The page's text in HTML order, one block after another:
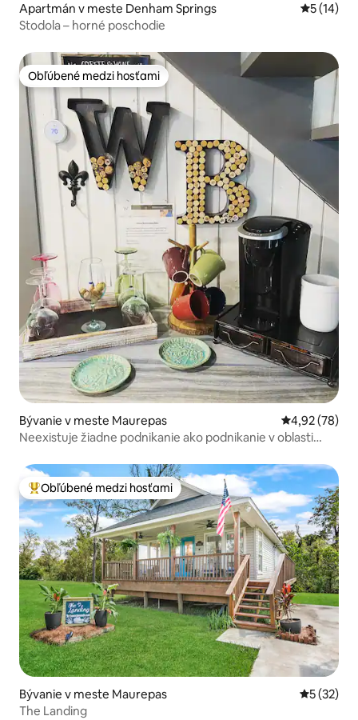
Apartmán v meste Denham Springs
5 (14)
Stodola – horné poschodie
Obľúbené medzi hosťami
Obľúbené medzi hosťami
Bývanie v meste Maurepas Priemerné
4,92 (78)
Neexistuje žiadne podnikanie ako podnikanie v oblasti
Najobľúbenejšie medzi hosťami
Obľúbené medzi hosťami
Bývanie v meste Maurepas
5 (32)
The Landing